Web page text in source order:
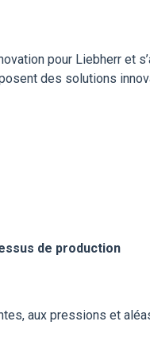
pour Liebherr et
des solutions
de production
aux pressions et